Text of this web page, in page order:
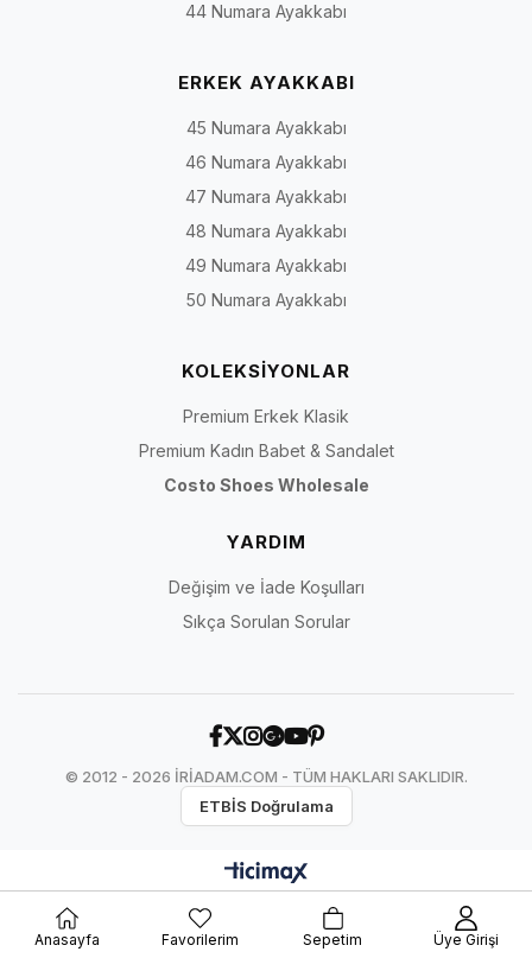
44 Numara Ayakkabı
ERKEK AYAKKABI
45 Numara Ayakkabı
46 Numara Ayakkabı
47 Numara Ayakkabı
48 Numara Ayakkabı
49 Numara Ayakkabı
50 Numara Ayakkabı
KOLEKSİYONLAR
Premium Erkek Klasik
Premium Kadın Babet & Sandalet
Costo Shoes Wholesale
YARDIM
Değişim ve İade Koşulları
Sıkça Sorulan Sorular
© 2012 - 2026 İRİADAM.COM - TÜM HAKLARI SAKLIDIR.
ETBİS Doğrulama
Anasayfa Favorilerim Sepetim Üye Girişi